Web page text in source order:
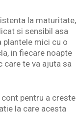
la maturitate,
si sensibil asa
plantele mici cu o
in fiecare noapte
care te va ajuta sa
pentru a creste
la care acesta